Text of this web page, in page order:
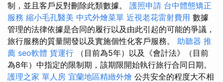
制，並且客戶反對刪除此類數據。 護照申請 台中體態矯正
服務 縮小毛孔醫美 中式外燴菜單 近視老花雷射費用 數據
管理的法律依據是合同的履行以及由此引起的可能的爭議，
旅行服務的質量開發以及實施個性化客戶服務。 助聽器 推
薦 seo軟體 貨運行 （目前為5年）以及《會計法》（目前
為8年）中指定的限制期，該期限開始執行旅行合同日期。
護理之家 單人房 宜蘭地區精緻外燴 公共安全的程度大不相